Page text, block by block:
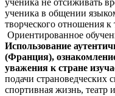
ученика не отсиживать
ученика в общении
творческого отношения к
Ориентированное
Использование
(Франция),
уважения к стране
подачи страноведческих
спортивная жизнь,